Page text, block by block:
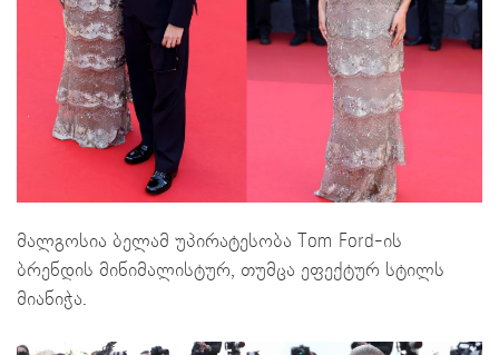
მალგოსია ბელამ უპირატესობა Tom Ford-ის
ბრენდის მინიმალისტურ, თუმცა ეფექტურ სტილს
მიანიჭა.